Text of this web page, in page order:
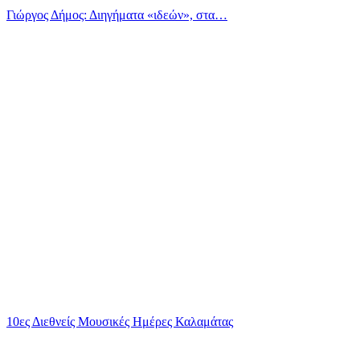
Γιώργος Δήμος: Διηγήματα «ιδεών», στα…
10ες Διεθνείς Μουσικές Ημέρες Καλαμάτας